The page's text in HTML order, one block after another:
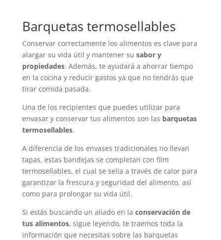
Barquetas termosellables
Conservar correctamente los alimentos es clave para
alargar su vida útil y mantener su sabor y
propiedades. Además, te ayudará a ahorrar tiempo
en la cocina y reducir gastos ya que no tendrás que
tirar comida pasada.
Una de los recipientes que puedes utilizar para
envasar y conservar tus alimentos son las barquetas
termosellables.
A diferencia de los envases tradicionales no llevan
tapas, estas bandejas se completan con film
termosellables, el cual se sella a través de calor para
garantizar la frescura y seguridad del alimento, así
como para prolongar su vida útil.
Si estás buscando un aliado en la conservación de
tus alimentos, sigue leyendo, te traemos toda la
información que necesitas sobre las barquetas